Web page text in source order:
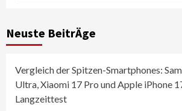
Neuste BeitrÄge
Vergleich der Spitzen-Smartphones:
Ultra, Xiaomi 17 Pro und Apple iPhone
Langzeittest